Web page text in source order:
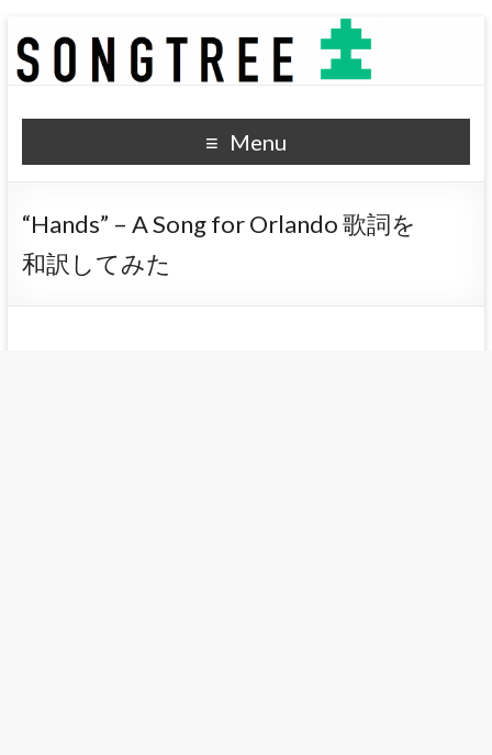
SONGTREE
洋楽歌詞の和訳なら
Menu
“Hands” – A Song for Orlando 歌詞を
和訳してみた